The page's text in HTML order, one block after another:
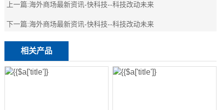
上一篇:海外商场最新资讯-快科技--科技改动未来
下一篇:海外商场最新资讯-快科技--科技改动未来
相关产品